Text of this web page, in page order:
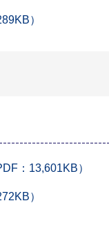
）
：13,601KB）
）